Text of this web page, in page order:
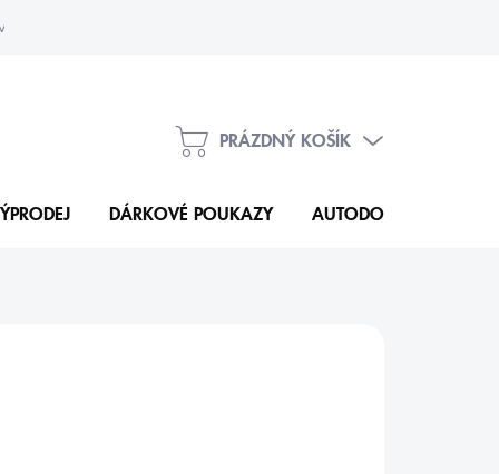
NÁKUPNÍ
PRÁZDNÝ KOŠÍK
DÁRKOVÉ POUKAZY AUTODOPLŇKY